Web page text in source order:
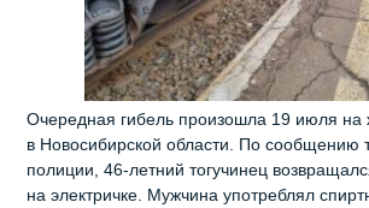
Очередная гибель произошла 19 июля на
в Новосибирской области. По сообщению
полиции, 46-летний тогучинец
на электричке. Мужчина употреблял